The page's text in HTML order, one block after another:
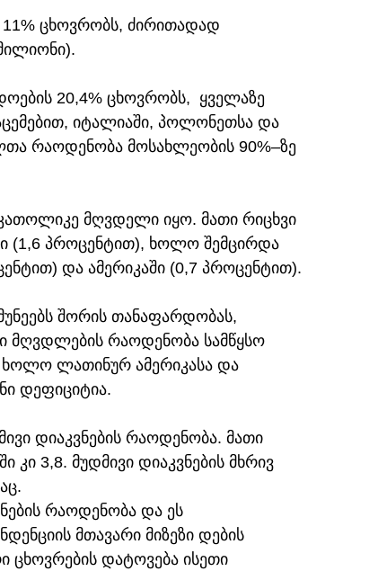
ცხოვრობს, ძირითადად
20,4% ცხოვრობს,  ყველაზე
იტალიაში, პოლონეთსა და
რაოდენობა მოსახლეობის 90%–ზე
მღვდელი იყო. მათი რიცხვი
(1,6 პროცენტით), ხოლო შემცირდა
და ამერიკაში (0,7 პროცენტით).
შორის თანაფარდობას,
მღვდლების რაოდენობა სამწყსო
ხოლო ლათინურ ამერიკასა და
დეფიციტია.
დიაკვნების რაოდენობა. მათი
კი 3,8. მუდმივი დიაკვნების მხრივ
რაოდენობა და ეს
მთავარი მიზეზი დების
ცხოვრების დატოვება ისეთი